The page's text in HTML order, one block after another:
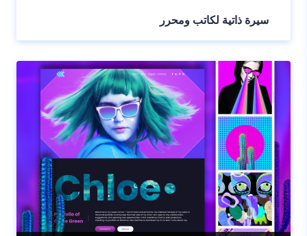
سيرة ذاتية لكاتب ومحرر